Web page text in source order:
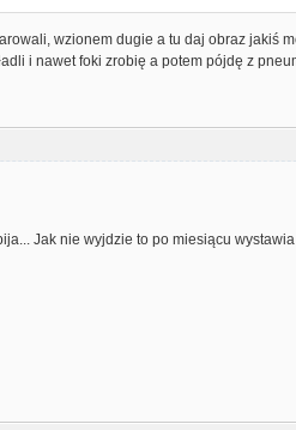
wzionem dugie a tu daj obraz jakiś
i nawet foki zrobię a potem pójdę z
Jak nie wyjdzie to po miesiącu